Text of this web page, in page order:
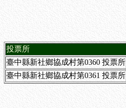
投票所
臺中縣新社鄉協成村第0360 投票所
臺中縣新社鄉協成村第0361 投票所